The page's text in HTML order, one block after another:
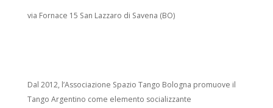
via Fornace 15 San Lazzaro di Savena (BO)
Dal 2012, l’Associazione Spazio Tango Bologna promuove il
Tango Argentino come elemento socializzante